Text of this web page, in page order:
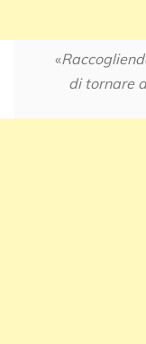
«
di tornare